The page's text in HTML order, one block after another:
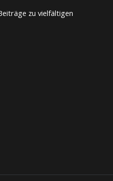
zu vielfältigen